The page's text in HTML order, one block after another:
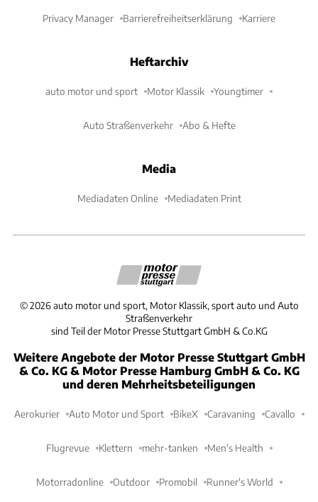
Privacy Manager Barrierefreiheitserklärung Karriere
Heftarchiv
auto motor und sport Motor Klassik Youngtimer
Auto Straßenverkehr Abo & Hefte
Media
Mediadaten Online Mediadaten Print
©2026 auto motor und sport, Motor Klassik, sport auto und Auto
Straßenverkehr
sind Teil der Motor Presse Stuttgart GmbH & Co.KG
Weitere Angebote der Motor Presse Stuttgart GmbH
& Co. KG & Motor Presse Hamburg GmbH & Co. KG
und deren Mehrheitsbeteiligungen
Aerokurier Auto Motor und Sport BikeX Caravaning Cavallo
Flugrevue Klettern mehr-tanken Men's Health
Motorradonline Outdoor Promobil Runner's World